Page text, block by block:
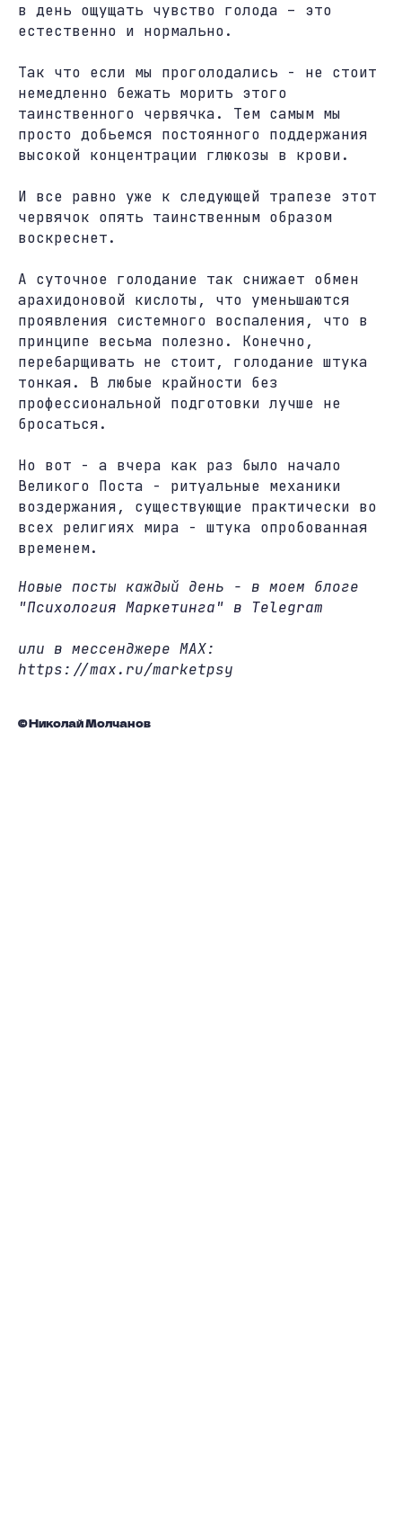
в день ощущать чувство голода – это
естественно и нормально.
Так что если мы проголодались - не стоит
немедленно бежать морить этого
таинственного червячка. Тем самым мы
просто добьемся постоянного поддержания
высокой концентрации глюкозы в крови.
И все равно уже к следующей трапезе этот
червячок опять таинственным образом
воскреснет.
А суточное голодание так снижает обмен
арахидоновой кислоты, что уменьшаются
проявления системного воспаления, что в
принципе весьма полезно. Конечно,
перебарщивать не стоит, голодание штука
тонкая. В любые крайности без
профессиональной подготовки лучше не
бросаться.
Но вот - а вчера как раз было начало
Великого Поста - ритуальные механики
воздержания, существующие практически во
всех религиях мира - штука опробованная
временем.
Новые посты каждый день - в моем блоге
"Психология Маркетинга" в Telegram
или в мессенджере MAX:
https://max.ru/marketpsy
© Николай Молчанов